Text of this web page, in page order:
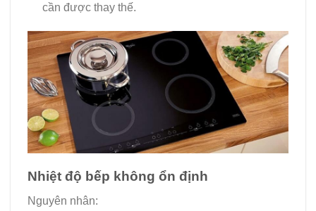
cần được thay thế.
Nhiệt độ bếp không ổn định
Nguyên nhân: